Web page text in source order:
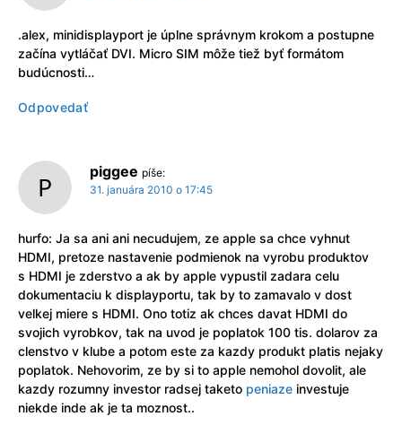
.alex, minidisplayport je úplne správnym krokom a postupne
začína vytláčať DVI. Micro SIM môže tiež byť formátom
budúcnosti…
Odpovedať
piggee píše:
31. januára 2010 o 17:45
hurfo: Ja sa ani ani necudujem, ze apple sa chce vyhnut
HDMI, pretoze nastavenie podmienok na vyrobu produktov
s HDMI je zderstvo a ak by apple vypustil zadara celu
dokumentaciu k displayportu, tak by to zamavalo v dost
velkej miere s HDMI. Ono totiz ak chces davat HDMI do
svojich vyrobkov, tak na uvod je poplatok 100 tis. dolarov za
clenstvo v klube a potom este za kazdy produkt platis nejaky
poplatok. Nehovorim, ze by si to apple nemohol dovolit, ale
kazdy rozumny investor radsej taketo peniaze investuje
niekde inde ak je ta moznost..